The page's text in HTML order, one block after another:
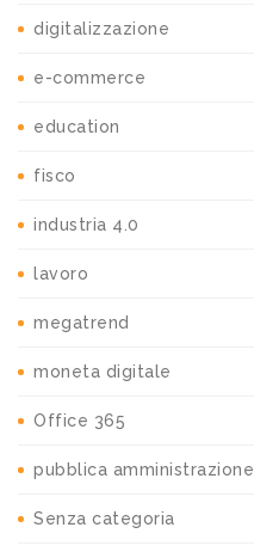
digitalizzazione
e-commerce
education
fisco
industria 4.0
lavoro
megatrend
moneta digitale
Office 365
pubblica amministrazione
Senza categoria